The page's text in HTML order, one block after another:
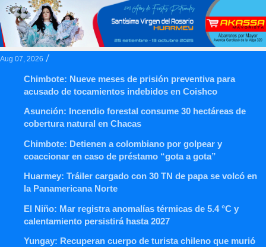
Aug 07, 2026 /
Chimbote: Nueve meses de prisión preventiva para
acusado de tocamientos indebidos en Coishco
Asunción: Incendio forestal consume 30 hectáreas de
cobertura natural en Chacas
Chimbote: Detienen a colombiano por golpear y
coaccionar en caso de préstamo “gota a gota”
Huarmey: Tráiler cargado con 30 TN de papa se volcó en
la Panamericana Norte
El Niño: Mar registra anomalías térmicas de 5.4 °C y
calentamiento persistirá hasta 2027
Yungay: Recuperan cuerpo de turista chileno que murió